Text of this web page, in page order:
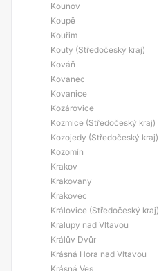
Kounov
Koupě
Kouřim
Kouty (Středočeský kraj)
Kováň
Kovanec
Kovanice
Kozárovice
Kozmice (Středočeský kraj)
Kozojedy (Středočeský kraj)
Kozomín
Krakov
Krakovany
Krakovec
Královice (Středočeský kraj)
Kralupy nad Vltavou
Králův Dvůr
Krásná Hora nad Vltavou
Krásná Ves